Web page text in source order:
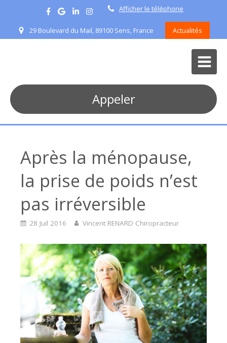
Afficher le téléphone
29 Boulevard du Mail, 89100 Sens, France Actualités
Appeler
Après la ménopause,
la prise de poids n’est
pas irréversible
28 Juil 2016 Vincent RENARD Chiropracteur